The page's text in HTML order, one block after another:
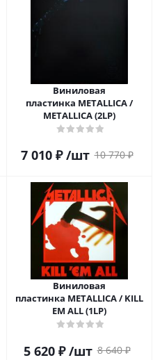
Виниловая
пластинка METALLICA /
METALLICA (2LP)
7 010₽ /шт 10 770₽
Виниловая
пластинка METALLICA / KILL
EM ALL (1LP)
5 620₽ /шт 8 640₽